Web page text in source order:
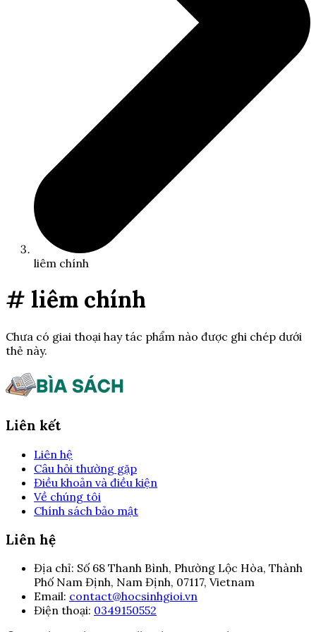
liêm chính
# liêm chính
Chưa có giai thoại hay tác phẩm nào được ghi chép dưới
thẻ này.
Liên kết
Liên hệ
Câu hỏi thường gặp
Điều khoản và điều kiện
Về chúng tôi
Chính sách bảo mật
Liên hệ
Địa chỉ: Số 68 Thanh Bình, Phường Lộc Hòa, Thành
Phố Nam Định, Nam Định, 07117, Vietnam
Email: contact@hocsinhgioi.vn
Điện thoại: 0349150552